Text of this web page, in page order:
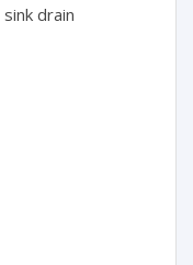
drain